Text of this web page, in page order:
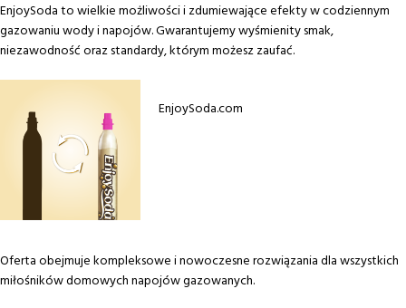
EnjoySoda to wielkie możliwości i zdumiewające efekty w codziennym
gazowaniu wody i napojów. Gwarantujemy wyśmienity smak,
niezawodność oraz standardy, którym możesz zaufać.
EnjoySoda.com
Oferta obejmuje kompleksowe i nowoczesne rozwiązania dla wszystkich
miłośników domowych napojów gazowanych.